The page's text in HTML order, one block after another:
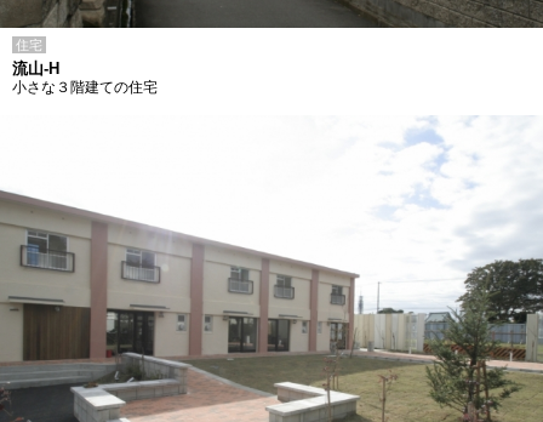
住宅
流山-H
小さな３階建ての住宅